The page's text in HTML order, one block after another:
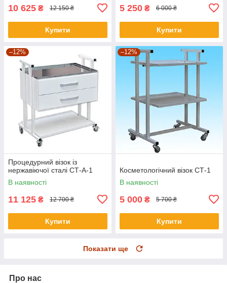
10 625 ₴ 12 150 ₴
Купити
5 250 ₴ 6 000 ₴
Купити
–12%
Процедурний візок із
нержавіючої сталі СТ-А-1
В наявності
11 125 ₴ 12 700 ₴
Купити
–12%
Косметологічний візок СТ-1
В наявності
5 000 ₴ 5 700 ₴
Купити
Показати ще
Про нас